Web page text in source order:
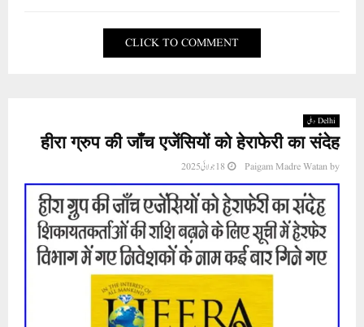
CLICK TO COMMENT
Delhi دہلی
हीरा ग्रुप की जाँच एजेंसियों को हेराफेरी का संदेह
by
Paigam Madre Watan 18 جولائی 2025